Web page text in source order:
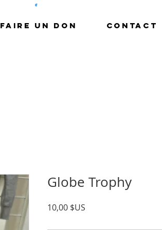
FAIRE UN DON CONTACT
Globe Trophy
10,00 $US